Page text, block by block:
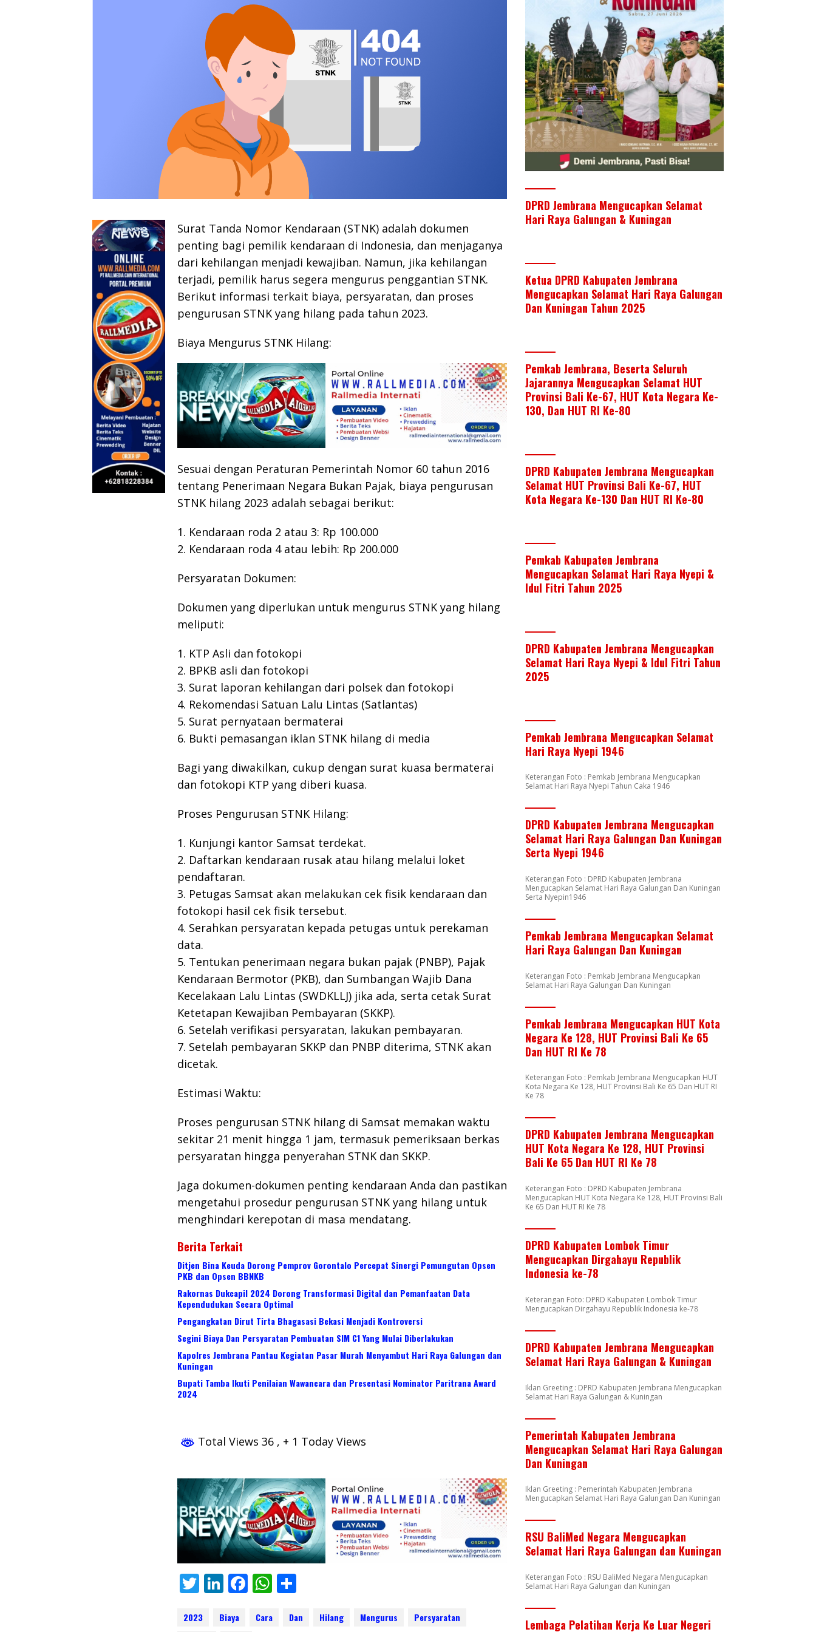
Surat Tanda Nomor Kendaraan (STNK) adalah dokumen
penting bagi pemilik kendaraan di Indonesia, dan menjaganya
dari kehilangan menjadi kewajiban. Namun, jika kehilangan
terjadi, pemilik harus segera mengurus penggantian STNK.
Berikut informasi terkait biaya, persyaratan, dan proses
pengurusan STNK yang hilang pada tahun 2023.
Biaya Mengurus STNK Hilang:
Sesuai dengan Peraturan Pemerintah Nomor 60 tahun 2016
tentang Penerimaan Negara Bukan Pajak, biaya pengurusan
STNK hilang 2023 adalah sebagai berikut:
1. Kendaraan roda 2 atau 3: Rp 100.000
2. Kendaraan roda 4 atau lebih: Rp 200.000
Persyaratan Dokumen:
Dokumen yang diperlukan untuk mengurus STNK yang hilang
meliputi:
1. KTP Asli dan fotokopi
2. BPKB asli dan fotokopi
3. Surat laporan kehilangan dari polsek dan fotokopi
4. Rekomendasi Satuan Lalu Lintas (Satlantas)
5. Surat pernyataan bermaterai
6. Bukti pemasangan iklan STNK hilang di media
Bagi yang diwakilkan, cukup dengan surat kuasa bermaterai
dan fotokopi KTP yang diberi kuasa.
Proses Pengurusan STNK Hilang:
1. Kunjungi kantor Samsat terdekat.
2. Daftarkan kendaraan rusak atau hilang melalui loket
pendaftaran.
3. Petugas Samsat akan melakukan cek fisik kendaraan dan
fotokopi hasil cek fisik tersebut.
4. Serahkan persyaratan kepada petugas untuk perekaman
data.
5. Tentukan penerimaan negara bukan pajak (PNBP), Pajak
Kendaraan Bermotor (PKB), dan Sumbangan Wajib Dana
Kecelakaan Lalu Lintas (SWDKLLJ) jika ada, serta cetak Surat
Ketetapan Kewajiban Pembayaran (SKKP).
6. Setelah verifikasi persyaratan, lakukan pembayaran.
7. Setelah pembayaran SKKP dan PNBP diterima, STNK akan
dicetak.
Estimasi Waktu:
Proses pengurusan STNK hilang di Samsat memakan waktu
sekitar 21 menit hingga 1 jam, termasuk pemeriksaan berkas
persyaratan hingga penyerahan STNK dan SKKP.
Jaga dokumen-dokumen penting kendaraan Anda dan pastikan
mengetahui prosedur pengurusan STNK yang hilang untuk
menghindari kerepotan di masa mendatang.
Berita Terkait
Ditjen Bina Keuda Dorong Pemprov Gorontalo Percepat Sinergi Pemungutan Opsen
PKB dan Opsen BBNKB
Rakornas Dukcapil 2024 Dorong Transformasi Digital dan Pemanfaatan Data
Kependudukan Secara Optimal
Pengangkatan Dirut Tirta Bhagasasi Bekasi Menjadi Kontroversi
Segini Biaya Dan Persyaratan Pembuatan SIM C1 Yang Mulai Diberlakukan
Kapolres Jembrana Pantau Kegiatan Pasar Murah Menyambut Hari Raya Galungan dan
Kuningan
Bupati Tamba Ikuti Penilaian Wawancara dan Presentasi Nominator Paritrana Award
2024
Total Views 36 , + 1 Today Views
T
w
itt
Li
n
k
F
ac
e
W
h
at ar
2023 Biaya Cara Dan Hilang Mengurus Persyaratan
DPRD Jembrana Mengucapkan Selamat
Hari Raya Galungan & Kuningan
Ketua DPRD Kabupaten Jembrana
Mengucapkan Selamat Hari Raya Galungan
Dan Kuningan Tahun 2025
Pemkab Jembrana, Beserta Seluruh
Jajarannya Mengucapkan Selamat HUT
Provinsi Bali Ke-67, HUT Kota Negara Ke-
130, Dan HUT RI Ke-80
DPRD Kabupaten Jembrana Mengucapkan
Selamat HUT Provinsi Bali Ke-67, HUT
Kota Negara Ke-130 Dan HUT RI Ke-80
Pemkab Kabupaten Jembrana
Mengucapkan Selamat Hari Raya Nyepi &
Idul Fitri Tahun 2025
DPRD Kabupaten Jembrana Mengucapkan
Selamat Hari Raya Nyepi & Idul Fitri Tahun
2025
Pemkab Jembrana Mengucapkan Selamat
Hari Raya Nyepi 1946
Keterangan Foto : Pemkab Jembrana Mengucapkan
Selamat Hari Raya Nyepi Tahun Caka 1946
DPRD Kabupaten Jembrana Mengucapkan
Selamat Hari Raya Galungan Dan Kuningan
Serta Nyepi 1946
Keterangan Foto : DPRD Kabupaten Jembrana
Mengucapkan Selamat Hari Raya Galungan Dan Kuningan
Serta Nyepin1946
Pemkab Jembrana Mengucapkan Selamat
Hari Raya Galungan Dan Kuningan
Keterangan Foto : Pemkab Jembrana Mengucapkan
Selamat Hari Raya Galungan Dan Kuningan
Pemkab Jembrana Mengucapkan HUT Kota
Negara Ke 128, HUT Provinsi Bali Ke 65
Dan HUT RI Ke 78
Keterangan Foto : Pemkab Jembrana Mengucapkan HUT
Kota Negara Ke 128, HUT Provinsi Bali Ke 65 Dan HUT RI
Ke 78
DPRD Kabupaten Jembrana Mengucapkan
HUT Kota Negara Ke 128, HUT Provinsi
Bali Ke 65 Dan HUT RI Ke 78
Keterangan Foto : DPRD Kabupaten Jembrana
Mengucapkan HUT Kota Negara Ke 128, HUT Provinsi Bali
Ke 65 Dan HUT RI Ke 78
DPRD Kabupaten Lombok Timur
Mengucapkan Dirgahayu Republik
Indonesia ke-78
Keterangan Foto: DPRD Kabupaten Lombok Timur
Mengucapkan Dirgahayu Republik Indonesia ke-78
DPRD Kabupaten Jembrana Mengucapkan
Selamat Hari Raya Galungan & Kuningan
Iklan Greeting : DPRD Kabupaten Jembrana Mengucapkan
Selamat Hari Raya Galungan & Kuningan
Pemerintah Kabupaten Jembrana
Mengucapkan Selamat Hari Raya Galungan
Dan Kuningan
Iklan Greeting : Pemerintah Kabupaten Jembrana
Mengucapkan Selamat Hari Raya Galungan Dan Kuningan
RSU BaliMed Negara Mengucapkan
Selamat Hari Raya Galungan dan Kuningan
Keterangan Foto : RSU BaliMed Negara Mengucapkan
Selamat Hari Raya Galungan dan Kuningan
Lembaga Pelatihan Kerja Ke Luar Negeri